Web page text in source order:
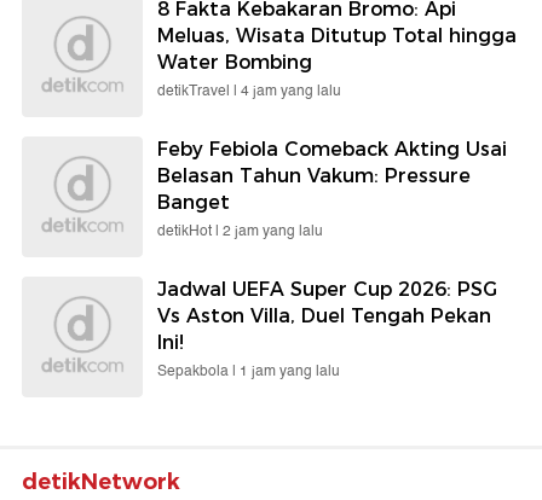
8 Fakta Kebakaran Bromo: Api
Meluas, Wisata Ditutup Total hingga
Water Bombing
detikTravel | 4 jam yang lalu
Feby Febiola Comeback Akting Usai
Belasan Tahun Vakum: Pressure
Banget
detikHot | 2 jam yang lalu
Jadwal UEFA Super Cup 2026: PSG
Vs Aston Villa, Duel Tengah Pekan
Ini!
Sepakbola | 1 jam yang lalu
detikNetwork